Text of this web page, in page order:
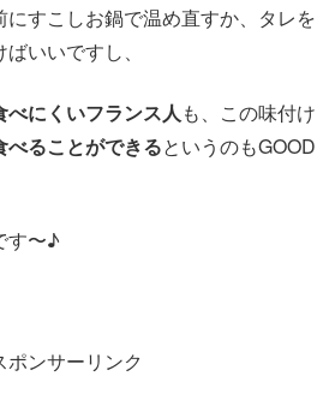
すこしお鍋で温め直すか、タレを
いいですし、
にくいフランス人も、この味付け
ることができるというのもGOOD
す〜♪
ポンサーリンク